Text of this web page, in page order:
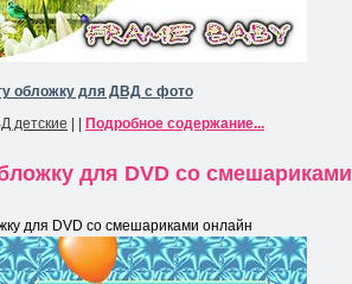
обложку для ДВД с фото
детские Подробное содержание...
для DVD со смешариками
для DVD со смешариками онлайн